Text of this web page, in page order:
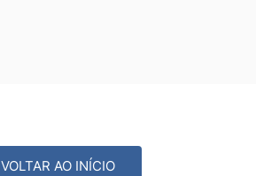
VOLTAR AO INÍCIO